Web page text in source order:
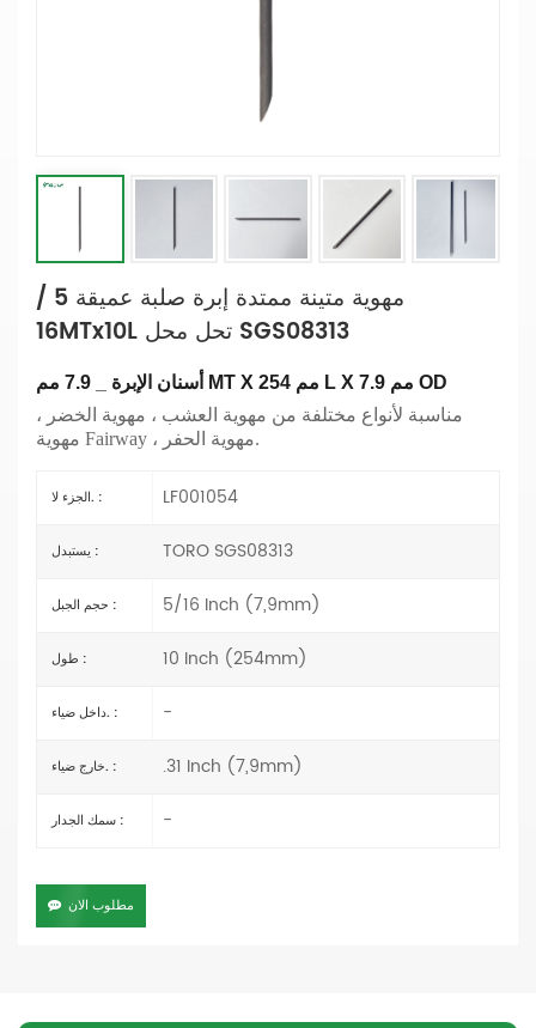
مهوية متينة ممتدة إبرة صلبة عميقة 5 /
16MTx10L تحل محل SGS08313
أسنان الإبرة _ 7.9 مم MT X 254 مم L X 7.9 مم OD
مناسبة لأنواع مختلفة من مهوية العشب ، مهوية الخضر ،
مهوية Fairway ، مهوية الحفر.
الجزء لا. : LF001054
يستبدل : TORO SGS08313
حجم الجبل : 5/16 Inch (7,9mm)
طول : 10 Inch (254mm)
داخل ضياء. : -
خارج ضياء. : .31 Inch (7,9mm)
سمك الجدار : -
مطلوب الان